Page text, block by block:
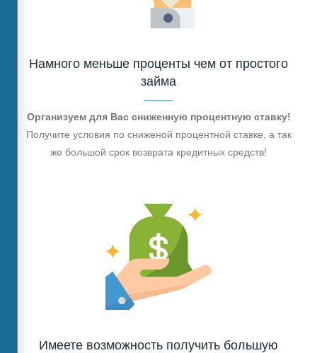
Намного меньше проценты чем от простого
займа
Организуем для Вас сниженную процентную ставку!
Получите условия по сниженой процентной ставке, а так
же большой срок возврата кредитных средств!
Имеете возможность получить большую